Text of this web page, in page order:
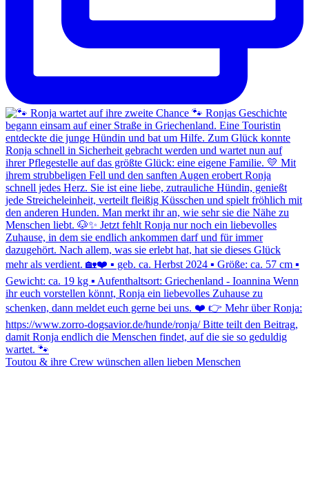
Toutou & ihre Crew wünschen allen lieben Menschen